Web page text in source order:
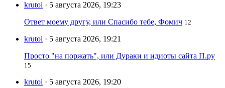
krutoi · 5 августа 2026, 19:23
Ответ моему другу, или Спасибо тебе, Фомич 12
krutoi · 5 августа 2026, 19:21
Просто "на поржать", или Дураки и идиоты сайта П.ру
15
krutoi · 5 августа 2026, 19:20